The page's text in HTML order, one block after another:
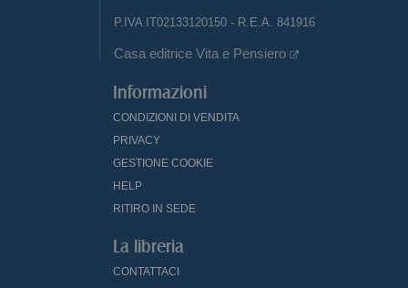
P.IVA IT02133120150 - R.E.A. 841916
Casa editrice Vita e Pensiero
Informazioni
CONDIZIONI DI VENDITA
PRIVACY
GESTIONE COOKIE
HELP
RITIRO IN SEDE
La libreria
CONTATTACI